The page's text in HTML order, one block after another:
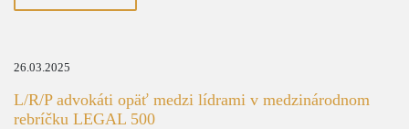
26.03.2025
L/R/P advokáti opäť medzi lídrami v medzinárodnom
rebríčku LEGAL 500